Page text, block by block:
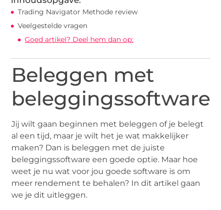
Trading Navigator Methode review
Veelgestelde vragen
Goed artikel? Deel hem dan op:
Beleggen met
beleggingssoftware
Jij wilt gaan beginnen met beleggen of je belegt
al een tijd, maar je wilt het je wat makkelijker
maken? Dan is beleggen met de juiste
beleggingssoftware een goede optie. Maar hoe
weet je nu wat voor jou goede software is om
meer rendement te behalen? In dit artikel gaan
we je dit uitleggen.